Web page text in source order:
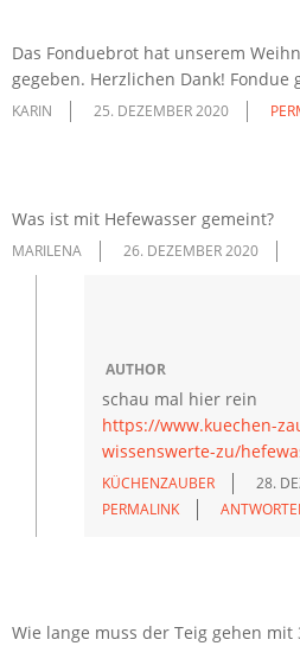
Das Fonduebrot hat unserem
gegeben. Herzlichen Dank!
KARIN 25. DEZEMBER 2020
Was ist mit Hefewasser gemeint?
MARILENA 26. DEZEMBER 2020
AUTHOR
schau mal hier rein
https://www.kuechen-
wissenswerte-zu/
KÜCHENZAUBER
28.
PERMALINK
Wie lange muss der Teig gehen mit